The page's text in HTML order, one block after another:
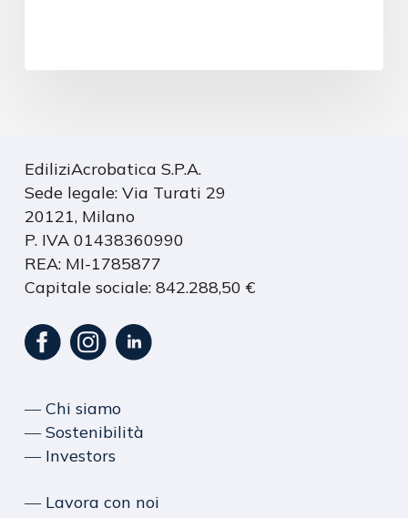
EdiliziAcrobatica S.P.A.
Sede legale: Via Turati 29
20121, Milano
P. IVA 01438360990
REA: MI-1785877
Capitale sociale: 842.288,50 €
― Chi siamo
― Sostenibilità
― Investors
― Lavora con noi